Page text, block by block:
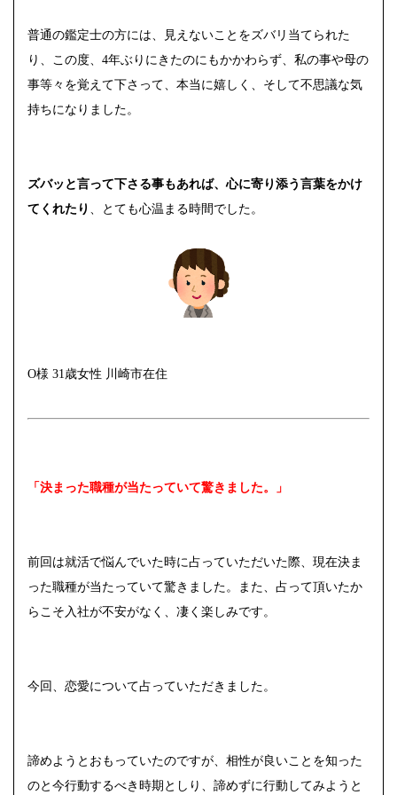
普通の鑑定士の方には、見えないことをズバリ当てられた
り、この度、4年ぶりにきたのにもかかわらず、私の事や母の
事等々を覚えて下さって、本当に嬉しく、そして不思議な気
持ちになりました。
ズバッと言って下さる事もあれば、心に寄り添う言葉をかけ
てくれたり
、とても心温まる時間でした。
O様 31歳女性 川崎市在住
「決まった職種が当たっていて驚きました。」
前回は就活で悩んでいた時に占っていただいた際、現在決ま
った職種が当たっていて驚きました。また、占って頂いたか
らこそ入社が不安がなく、凄く楽しみです。
今回、恋愛について占っていただきました。
諦めようとおもっていたのですが、相性が良いことを知った
のと今行動するべき時期としり、諦めずに行動してみようと